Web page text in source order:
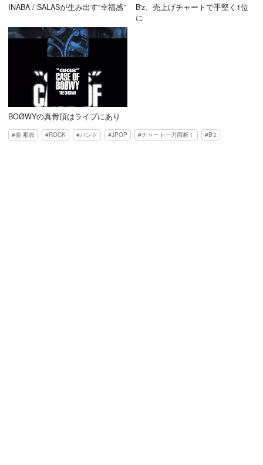
INABA / SALASが生み出す“幸福感”
B'z、売上げチャートで手堅く1位
に
BOØWYの真骨頂はライブにあり
柴 那典 ROCK バンド JPOP チャート一刀両断！ B'z